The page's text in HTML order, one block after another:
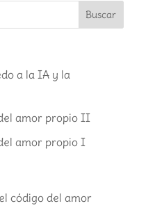
a la IA y la
amor propio II
amor propio I
código del amor